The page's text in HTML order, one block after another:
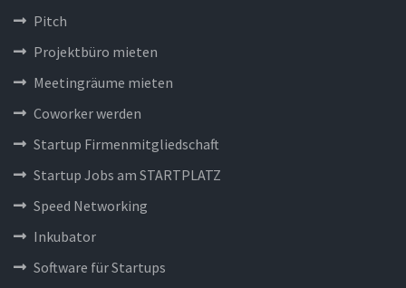
Pitch
Projektbüro mieten
Meetingräume mieten
Coworker werden
Startup Firmenmitgliedschaft
Startup Jobs am STARTPLATZ
Speed Networking
Inkubator
Software für Startups